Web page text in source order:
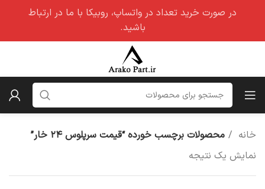
خانه
محصولات برچسب خورده “قیمت سرپلوس ۲۴ خار”
نمایش یک نتیجه
در صورت خرید تعداد در واتساپ، روبیکا با ما در ارتباط
باشید.